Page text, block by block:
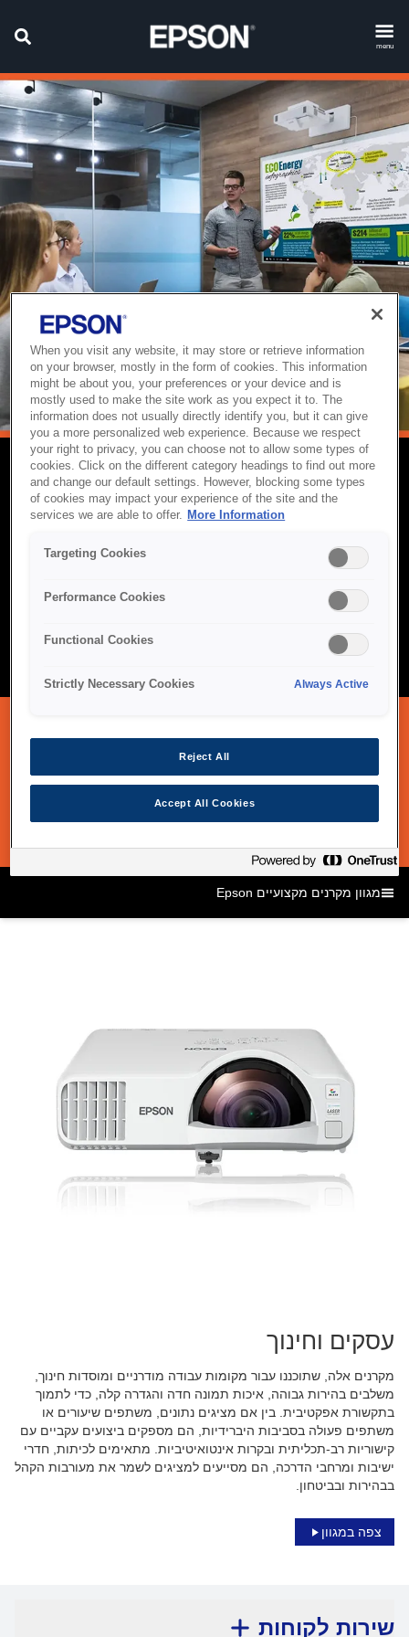
menu
מקרנים מקצועיים
ואמינות לחדרי ישיבות, כיתות לימוד ומרחבי שיתוף פעולה. בזכות
לייזר יעילים אנרגטית, הם מבטיחים מצגות ברורות וחוויות למידה
מרתקות בכל סביבה. בנויים לביצועים ארוכי טווח, הם מציעים קישוריות
ופרודוקטיביים.
מגוון המקרנים המקצועיים שלנו
מגוון מקרנים מקצועיים Epson
עסקים וחינוך
מקרנים אלה, שתוכננו עבור מקומות עבודה מודרניים ומוסדות חינוך,
משלבים בהירות גבוהה, איכות תמונה חדה והגדרה קלה, כדי לתמוך
בתקשורת אפקטיבית. בין אם מציגים נתונים, משתפים שיעורים או
משתפים פעולה בסביבות היברידיות, הם מספקים ביצועים עקביים עם
קישוריות רב-תכליתית ובקרות אינטואיטיביות. מתאימים לכיתות, חדרי
ישיבות ומרחבי הדרכה, הם מסייעים למציגים לשמר את מעורבות הקהל
בבהירות ובביטחון.
צפה במגוון
שירות לקוחות
When you visit any website, it may store or retrieve information
on your browser, mostly in the form of cookies. This information
might be about you, your preferences or your device and is
mostly used to make the site work as you expect it to. The
information does not usually directly identify you, but it can give
you a more personalized web experience. Because we respect
your right to privacy, you can choose not to allow some types of
cookies. Click on the different category headings to find out more
and change our default settings. However, blocking some types
of cookies may impact your experience of the site and the
services we are able to offer.
More Information
Targeting Cookies
Performance Cookies
Functional Cookies
Strictly Necessary Cookies Always Active
Reject All
Accept All Cookies